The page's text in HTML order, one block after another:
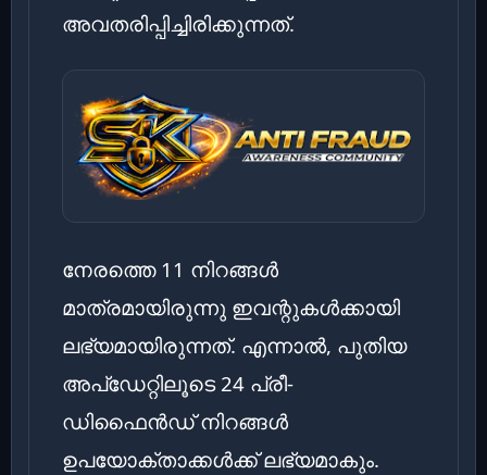
അവതരിപ്പിച്ചിരിക്കുന്നത്.
നേരത്തെ 11 നിറങ്ങൾ
മാത്രമായിരുന്നു ഇവന്റുകൾക്കായി
ലഭ്യമായിരുന്നത്. എന്നാൽ, പുതിയ
അപ്‌ഡേറ്റിലൂടെ 24 പ്രീ-
ഡിഫൈൻഡ് നിറങ്ങൾ
ഉപയോക്താക്കൾക്ക് ലഭ്യമാകും.